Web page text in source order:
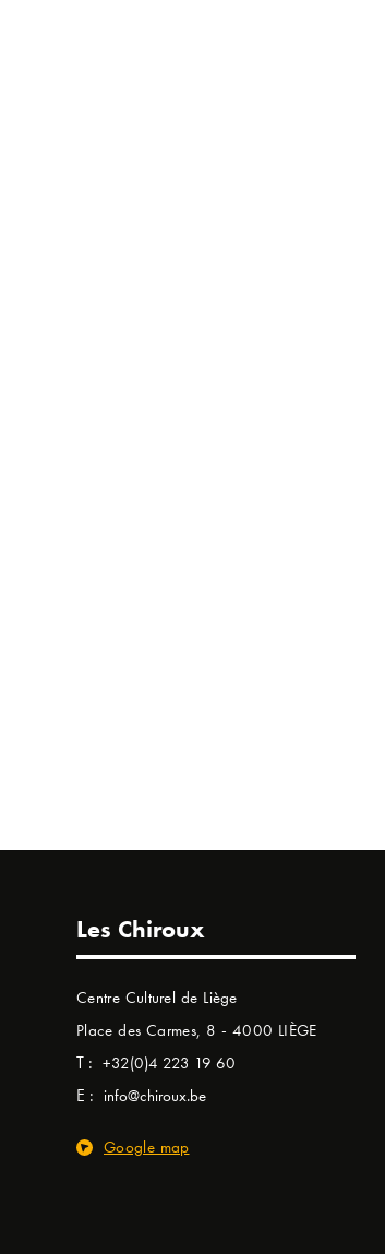
Les Chiroux
Centre Culturel de Liège
Place des Carmes, 8 - 4000 LIÈGE
T : +32(0)4 223 19 60
E : info@chiroux.be
Google map